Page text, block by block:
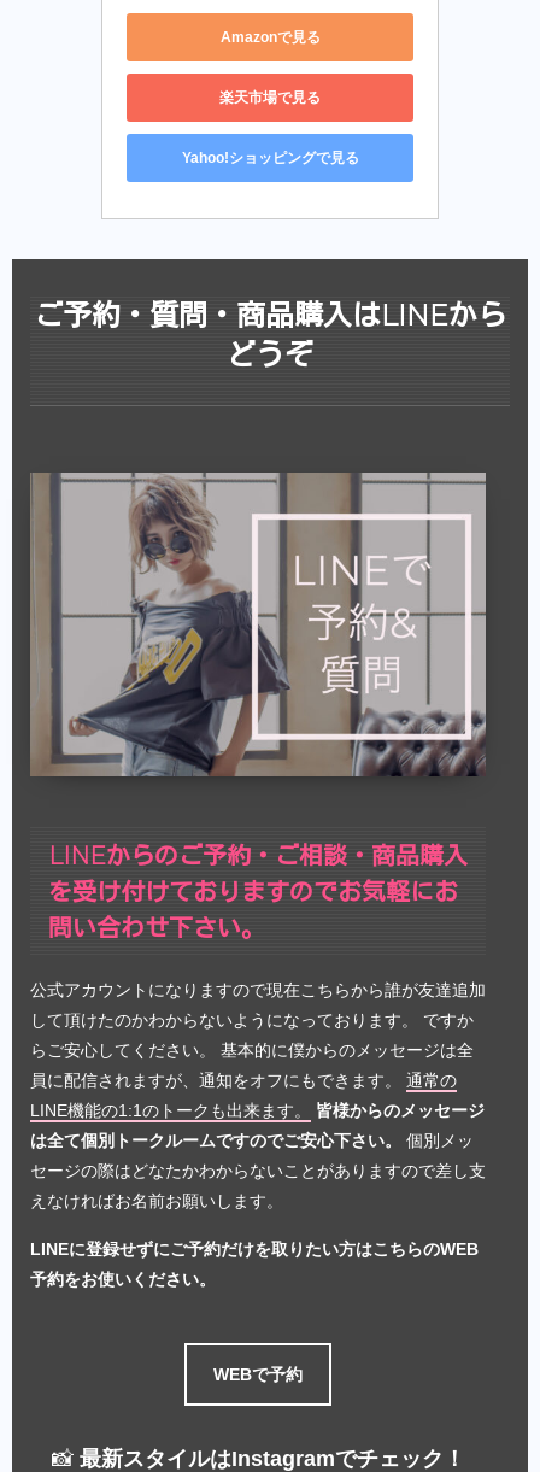
Amazonで見る
楽天市場で見る
Yahoo!ショッピングで見る
ご予約・質問・商品購入はLINEから
どうぞ
LINEからのご予約・ご相談・商品購入
を受け付けておりますのでお気軽にお
問い合わせ下さい。
公式アカウントになりますので現在こちらから誰が友達追加
して頂けたのかわからないようになっております。 ですか
らご安心してください。 基本的に僕からのメッセージは全
員に配信されますが、通知をオフにもできます。 通常の
LINE機能の1:1のトークも出来ます。
皆様からのメッセージ
は全て個別トークルームですのでご安心下さい。
個別メッ
セージの際はどなたかわからないことがありますので差し支
えなければお名前お願いします。
LINEに登録せずにご予約だけを取りたい方はこちらのWEB
予約をお使いください。
WEBで予約
📸 最新スタイルはInstagramでチェック！